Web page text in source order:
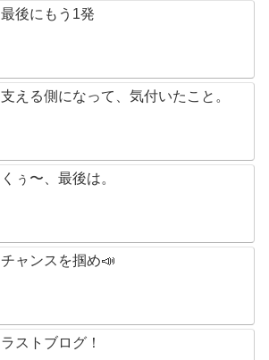
最後にもう1発
支える側になって、気付いたこと。
くぅ〜、最後は。
チャンスを掴め📣
ラストブログ！